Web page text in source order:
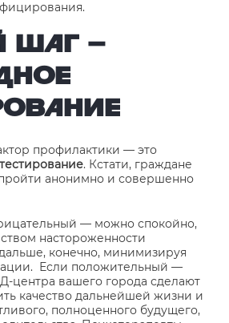
ШАГ –
профилактики — это
тестирование. Кстати, граждане
анонимно и совершенно
— можно спокойно,
настороженности
конечно, минимизируя
Если положительный —
центра вашего города сделают
качество дальнейшей жизни и
полноценного будущего,